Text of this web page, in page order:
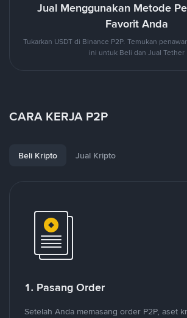
Jual Menggunakan Metode
Favorit Anda
Tukarkan USDT di Binance P2P. Temukan
ini untuk Beli dan Jual Tether
CARA KERJA P2P
Beli Kripto Jual Kripto
1. Pasang Order
Setelah Anda memasang order P2P, aset